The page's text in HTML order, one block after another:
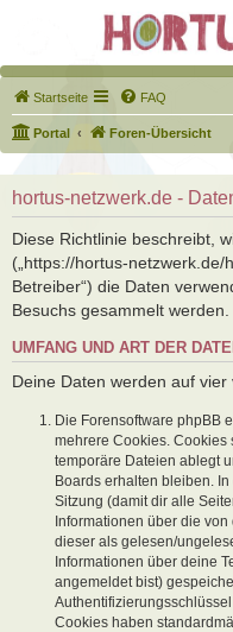
Startseite FAQ
Portal Foren-Übersicht
hortus-netzwerk.de -
Diese Richtlinie beschreibt,
(„https://hortus-netzwerk.de/
Betreiber“) die Daten
Besuchs gesammelt werden.
UMFANG UND ART DER
Deine Daten werden auf
Die Forensoftware phpBB
mehrere Cookies. Cookies
temporäre Dateien ablegt
Boards erhalten bleiben.
Sitzung (damit dir alle
Informationen über die
dieser als gelesen/
Informationen über deine
angemeldet bist)
Cookies haben